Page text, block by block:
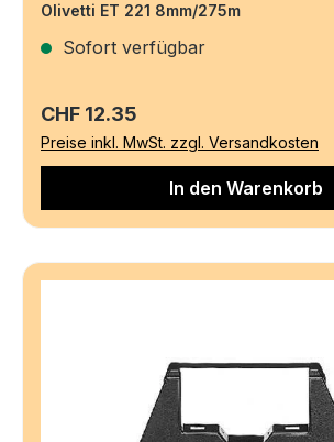
Olivetti ET 221 8mm/275m
Sofort verfügbar
Regulärer Preis:
CHF 12.35
Preise inkl. MwSt. zzgl. Versandkosten
In den Warenkorb